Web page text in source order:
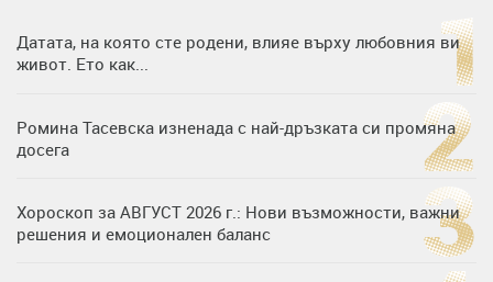
Датата, на която сте родени, влияе върху любовния ви
живот. Ето как...
Ромина Тасевска изненада с най-дръзката си промяна
досега
Хороскоп за АВГУСТ 2026 г.: Нови възможности, важни
решения и емоционален баланс